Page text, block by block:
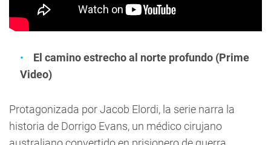
El camino estrecho al norte profundo (Prime
Video)
Protagonizada por Jacob Elordi, la serie narra la
historia de Dorrigo Evans, un médico cirujano